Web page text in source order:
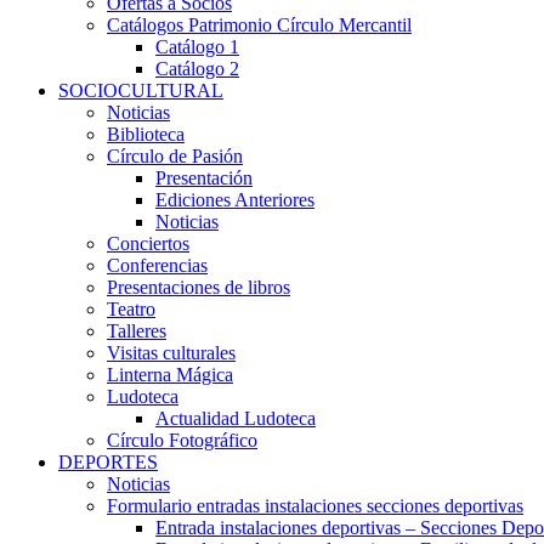
Catálogos Patrimonio Círculo Mercantil
Catálogo 1
Catálogo 2
SOCIOCULTURAL
Noticias
Biblioteca
Círculo de Pasión
Presentación
Ediciones Anteriores
Noticias
Conciertos
Conferencias
Presentaciones de libros
Teatro
Talleres
Visitas culturales
Linterna Mágica
Ludoteca
Actualidad Ludoteca
Círculo Fotográfico
DEPORTES
Noticias
Formulario entradas instalaciones secciones deportivas
Entrada instalaciones deportivas – Secciones